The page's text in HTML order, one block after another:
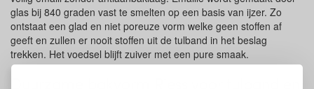
glas bij 840 graden vast te smelten op een basis van ijzer. Zo
ontstaat een glad en niet poreuze vorm welke geen stoffen af
geeft en zullen er nooit stoffen uit de tulband in het beslag
trekken. Het voedsel blijft zuiver met een pure smaak.